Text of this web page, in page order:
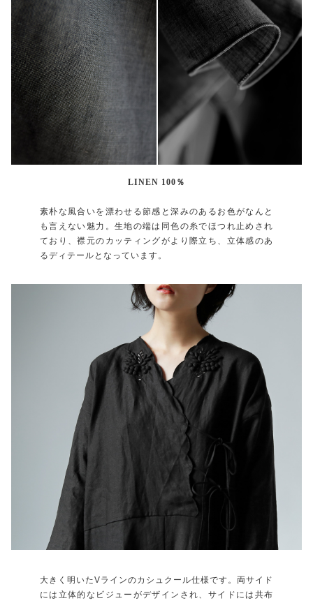
LINEN 100％
素朴な風合いを漂わせる節感と深みのあるお色がなんと
も言えない魅力。生地の端は同色の糸でほつれ止めされ
ており、襟元のカッティングがより際立ち、立体感のあ
るディテールとなっています。
大きく明いたVラインのカシュクール仕様です。両サイド
には立体的なビジューがデザインされ、サイドには共布